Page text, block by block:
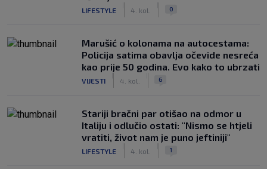
LIFESTYLE 4. kol. 0
Marušić o kolonama na autocestama:
Policija satima obavlja očevide nesreća
kao prije 50 godina. Evo kako to ubrzati
VIJESTI 4. kol. 6
Stariji bračni par otišao na odmor u
Italiju i odlučio ostati: "Nismo se htjeli
vratiti, život nam je puno jeftiniji"
LIFESTYLE 4. kol. 1